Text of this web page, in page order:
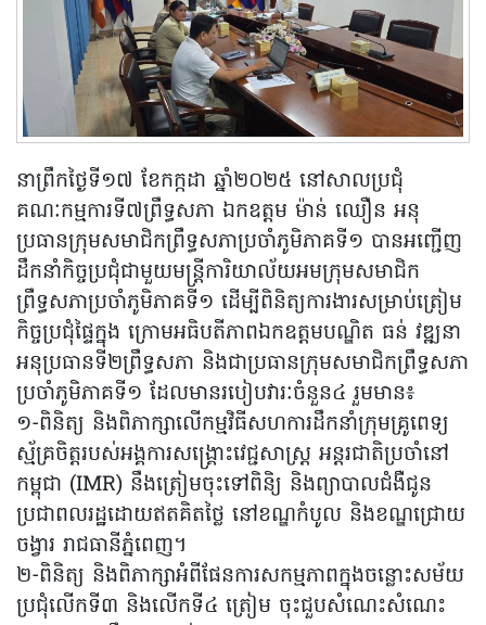
នាព្រឹកថ្ងៃទី១៧ ខែកក្កដា ឆ្នាំ២០២៥ នៅសាលប្រជុំ
គណៈកម្មការទី៧ព្រឹទ្ធសភា ឯកឧត្តម ម៉ាន់ ឈឿន អនុ
ប្រធានក្រុមសមាជិកព្រឹទ្ធសភាប្រចាំភូមិភាគទី១ បានអញ្ជើញ
ដឹកនាំកិច្ចប្រជុំជាមួយមន្រ្តីការិយាល័យអមក្រុមសមាជិក
ព្រឹទ្ធសភាប្រចាំភូមិភាគទី១ ដើម្បីពិនិត្យការងារសម្រាប់ត្រៀម
កិច្ចប្រជុំផ្ទៃក្នុង ក្រោមអធិបតីភាពឯកឧត្តមបណ្ឌិត ធន់ វឌ្ឍនា
អនុប្រធានទី២ព្រឹទ្ធសភា និងជាប្រធានក្រុមសមាជិកព្រឹទ្ធសភា
ប្រចាំភូមិភាគទី១ ដែលមានរបៀបវារៈចំនួន៤ រួមមាន៖
១-ពិនិត្យ និងពិភាក្សាលើកម្មវិធីសហការដឹកនាំក្រុមគ្រូពេទ្យ
ស្ម័គ្រចិត្តរបស់អង្គការសង្គ្រោះវេជ្ជសាស្រ្ត អន្តរជាតិប្រចាំនៅ
កម្ពុជា (IMR) នឹងត្រៀមចុះទៅពិនិ្យ និងព្យាបាលជំងឺជូន
ប្រជាពលរដ្ឋដោយឥតគិតថ្លៃ នៅខណ្ឌកំបូល និងខណ្ឌជ្រោយ
ចង្វារ រាជធានីភ្នំពេញ។
២-ពិនិត្យ និងពិភាក្សាអំពីផែនការសកម្មភាពក្នុងចន្លោះសម័យ
ប្រជុំលើកទី៣ និងលើកទី៤ ត្រៀម ចុះជួបសំណេះសំណេះ